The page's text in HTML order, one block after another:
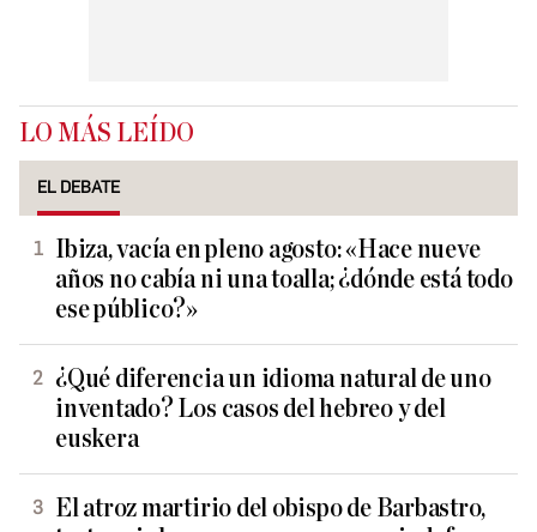
LO MÁS LEÍDO
EL DEBATE
Ibiza, vacía en pleno agosto: «Hace nueve
años no cabía ni una toalla; ¿dónde está todo
ese público?»
¿Qué diferencia un idioma natural de uno
inventado? Los casos del hebreo y del
euskera
El atroz martirio del obispo de Barbastro,